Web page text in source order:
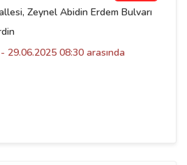
Zeynel Abidin Erdem Bulvarı
29.06.2025 08:30 arasında